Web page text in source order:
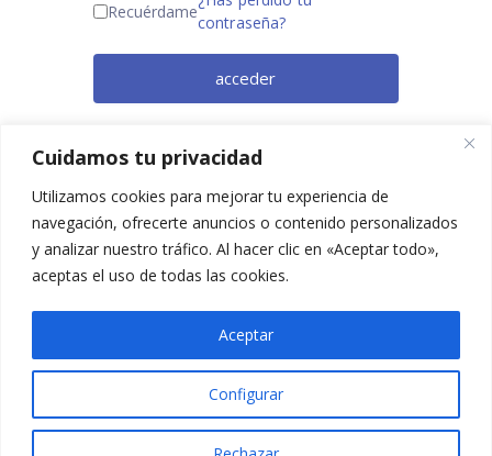
Cuidamos tu privacidad
Utilizamos cookies para mejorar tu experiencia de
navegación, ofrecerte anuncios o contenido personalizados
y analizar nuestro tráfico. Al hacer clic en «Aceptar todo»,
aceptas el uso de todas las cookies.
Configurar
Aceptar
Recuérdame
contraseña?
acceder
ahora.
2025 © Confesq |Política de cookies|Política de